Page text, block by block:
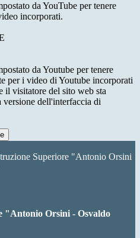
da YouTube per tenere
incorporati.
da Youtube per tenere
per i video di Youtube incorporati
il visitatore del sito web sta
dell'interfaccia di
Superiore "Antonio Orsini
"Antonio Orsini - Osvaldo